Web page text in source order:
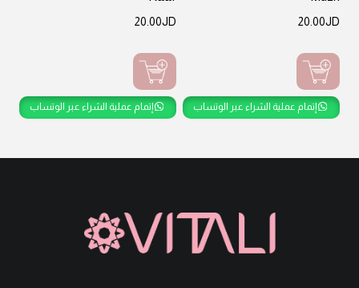
JD
20.00
إتمام عملية الشراء عبر الوتساب
JD
20.00
إتمام عملية الشراء عبر الوتساب